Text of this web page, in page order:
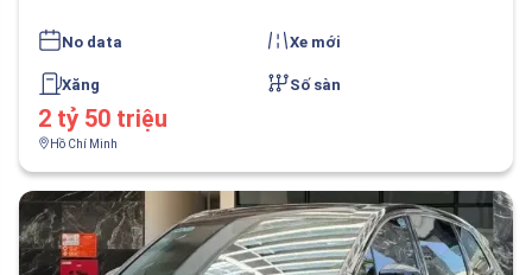
No data Xe mới
Xăng Số sàn
2 tỷ 50 triệu
Hồ Chí Minh